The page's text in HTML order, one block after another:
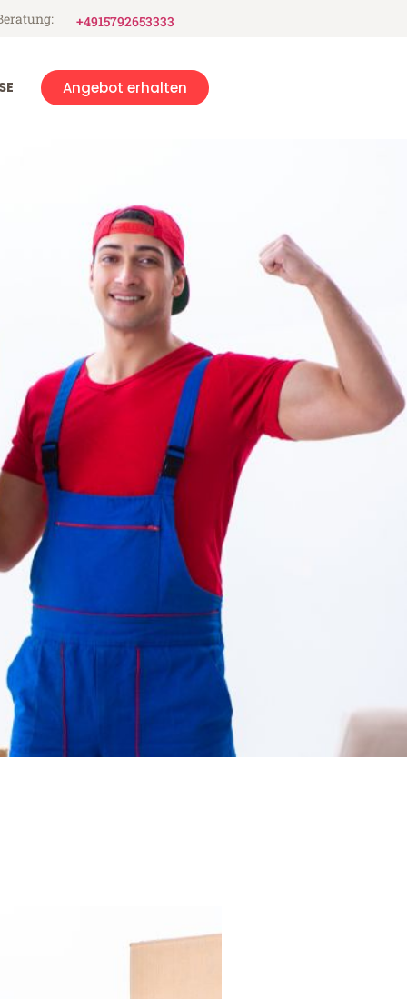
+4915792653333
Angebot erhalten